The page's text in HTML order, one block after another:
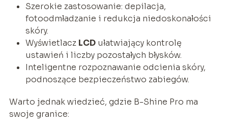
Szerokie zastosowanie: depilacja,
fotoodmładzanie i redukcja niedoskonałości
skóry.
Wyświetlacz LCDułatwiający kontrolę
ustawień i liczby pozostałych błysków.
Inteligentne rozpoznawanie odcienia skóry,
podnoszące bezpieczeństwo zabiegów.
Warto jednak wiedzieć, gdzie B-Shine Pro ma
swoje granice: